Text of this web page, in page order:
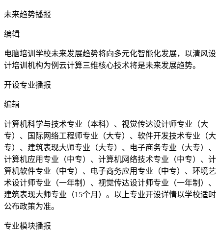
未来趋势播报
编辑
电脑培训学校未来发展趋势将向多元化智能化发展，以清风设
计培训机构为例云计算三维核心技术将是未来发展趋势。
开设专业播报
编辑
计算机科学与技术专业（本科）、视觉传达设计师专业（大
专）、国际网络工程师专业（大专）、软件开发技术专业（大
专）、建筑表现大师专业（大专）、电子商务专业（大专）、
计算机应用专业（中专）、计算机网络技术专业（中专）、计
算机软件专业（中专）、电子商务应用专业（中专）、环境艺
术设计师专业（一年制）、视觉传达设计师专业（一年制）、
建筑表现大师专业（15个月）。以上专业开设详情以学校适时
公布政策为准。
专业模块播报